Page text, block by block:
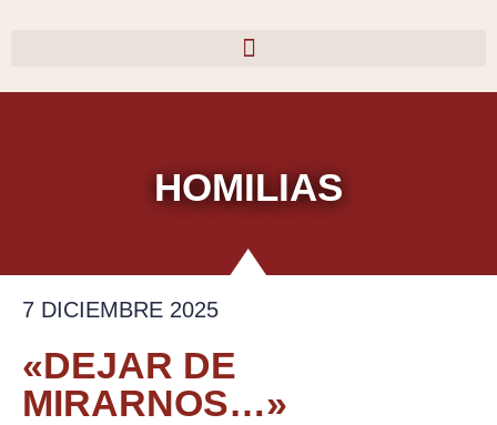
HOMILIAS
7 DICIEMBRE 2025
«DEJAR DE
MIRARNOS…»